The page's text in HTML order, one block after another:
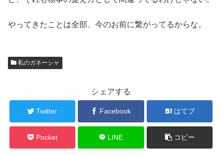
やってきたことは全部、今のお前に繋がってるからな。
私のガネーシャ
シェアする
Twitter Facebook はてブ
Pocket LINE コピー